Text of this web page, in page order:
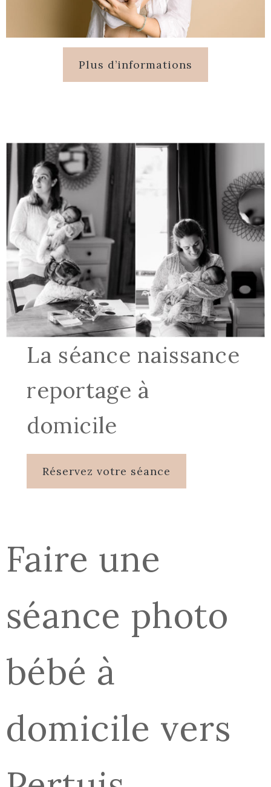
Plus d’informations
La séance naissance
reportage à
domicile
Réservez votre séance
Faire une
séance photo
bébé à
domicile vers